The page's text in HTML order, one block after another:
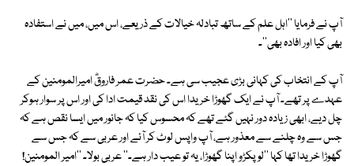
آپ نے فرمایا ''اہل علم کے ساتھ تبادلہ خیالات کے ذریعے، اس میں، میں نے استفادہ
بھی کیا اور افادہ بھی''۔
آپ کے انتخاب کی کہانی بڑی عجیب سی ہے۔ حضرت عمر فاروقؓ امیرالمومنین کے
عہدے پر تھے۔ آپ نے ایک گھوڑا خریدا اس کی نقد قیمت ادا کی اور اس پر سوار ہوکر
چل دیے، ابھی زیادہ دور نہیں گئے تھے کہ محسوس کیا کہ جانور میں ایسا نقص ہے کہ
جس سے وہ چلنے سے معذور ہے، آپ واپس لوٹ کر آئے اور عربی سے کہ جس سے
گھوڑا خریدا تھا کہا ''لو پکڑو اپنا گھوڑا، یہ تو عیب دار ہے۔'' عربی بولا۔ ''امیر المومنین!